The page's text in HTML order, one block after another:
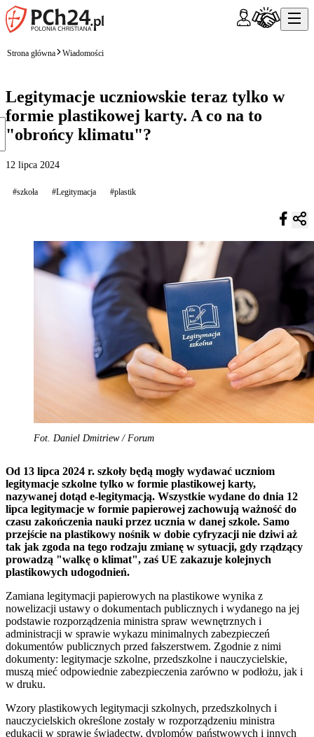
Strona główna Wiadomości
Legitymacje uczniowskie teraz tylko w
formie plastikowej karty. A co na to
"obrońcy klimatu"?
12 lipca 2024
#szkoła #Legitymacja #plastik
Fot. Daniel Dmitriew / Forum
Od 13 lipca 2024 r. szkoły będą mogły wydawać uczniom
legitymacje szkolne tylko w formie plastikowej karty,
nazywanej dotąd e-legitymacją. Wszystkie wydane do dnia 12
lipca legitymacje w formie papierowej zachowują ważność do
czasu zakończenia nauki przez ucznia w danej szkole. Samo
przejście na plastikowy nośnik w dobie cyfryzacji nie dziwi aż
tak jak zgoda na tego rodzaju zmianę w sytuacji, gdy rządzący
prowadzą "walkę o klimat", zaś UE zakazuje kolejnych
plastikowych udogodnień.
Zamiana legitymacji papierowych na plastikowe wynika z
nowelizacji ustawy o dokumentach publicznych i wydanego na jej
podstawie rozporządzenia ministra spraw wewnętrznych i
administracji w sprawie wykazu minimalnych zabezpieczeń
dokumentów publicznych przed fałszerstwem. Zgodnie z nimi
dokumenty: legitymacje szkolne, przedszkolne i nauczycielskie,
muszą mieć odpowiednie zabezpieczenia zarówno w podłożu, jak i
w druku.
Wzory plastikowych legitymacji szkolnych, przedszkolnych i
nauczycielskich określone zostały w rozporządzeniu ministra
edukacji w sprawie świadectw, dyplomów państwowych i innych